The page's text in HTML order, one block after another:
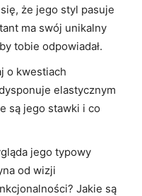
że jego ‍styl pasuje
⁤ma swój unikalny
tobie odpowiadał.
o kwestiach​
elastycznym
⁣są jego stawki i co
jego typowy
od ⁢wizji
Jakie‌ są